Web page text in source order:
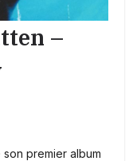
–
premier album